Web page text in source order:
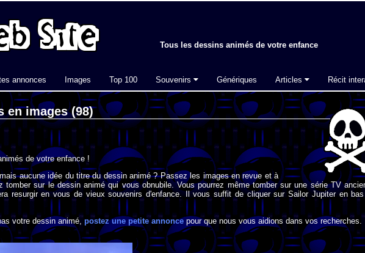
Tous les dessins animés de votre enfance
annonces Images Top 100 Souvenirs Génériques Articles Récit
en images (98)
de votre enfance !
aucune idée du titre du dessin animé ? Passez les images en revue et à
tomber sur le dessin animé qui vous obnubile. Vous pourrez même tomber sur une série TV
resurgir en vous de vieux souvenirs d'enfance. Il vous suffit de cliquer sur Sailor Jupiter en
votre dessin animé, postez une petite annonce pour que nous vous aidions dans vos recherches.